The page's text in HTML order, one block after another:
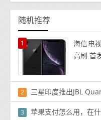
随机推荐
1
海信电
高刷 首
2 三星印度推出JBL
3 苹果支付怎么用，在